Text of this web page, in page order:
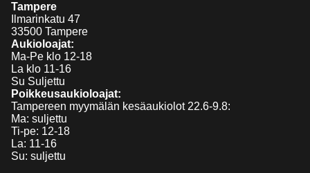
Tampere
Ilmarinkatu 47
33500 Tampere
Aukioloajat:
Ma-Pe klo 12-18
La klo 11-16
Su Suljettu
Poikkeusaukioloajat:
Tampereen myymälän kesäaukiolot 22.6-9.8:
Ma: suljettu
Ti-pe: 12-18
La: 11-16
Su: suljettu